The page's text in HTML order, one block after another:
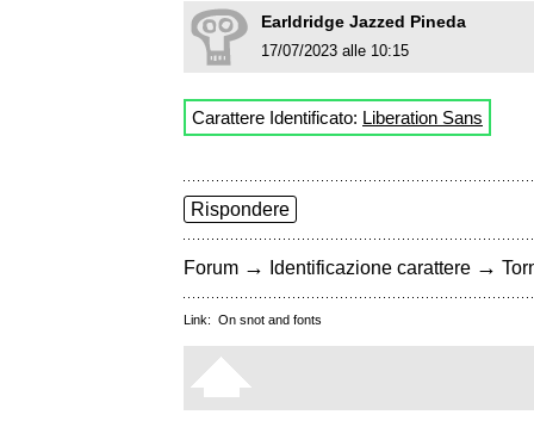
Earldridge Jazzed Pineda
17/07/2023 alle 10:15
Carattere Identificato: Liberation Sans
Rispondere
Forum → Identificazione carattere →
Link: On snot and fonts